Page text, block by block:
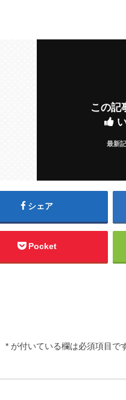
この記
最新
シェア
Pocket
* が付いている欄は必須項目で